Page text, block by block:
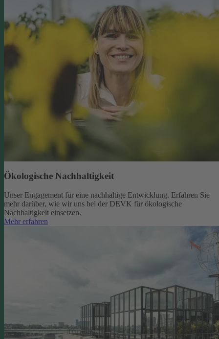
Ökologische Nachhaltigkeit
Unser Engagement für eine nachhaltige Entwicklung. Erfahren Sie
mehr darüber, wie wir uns bei der DEVK für ökologische
Nachhaltigkeit einsetzen.
Mehr erfahren